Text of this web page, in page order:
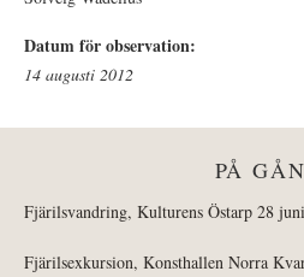
Datum för observation:
14 augusti 2012
PÅ
Fjärilsvandring, Kulturens Östarp 28 juni
Fjärilsexkursion, Konsthallen Norra